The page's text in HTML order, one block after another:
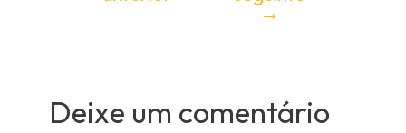
→
Deixe um comentário